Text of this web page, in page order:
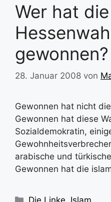
Wer hat die
gewonnen?
28. Januar 2008 von
Gewonnen hat nicht
Gewonnen hat diese
Sozialdemokratin,
arabische und
Gewonnen hat die
Kategorien
Die Linke Islam